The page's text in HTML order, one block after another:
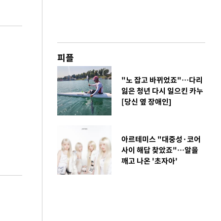
피플
"노 잡고 바뀌었죠"…다리
잃은 청년 다시 일으킨 카누
[당신 옆 장애인]
아르테미스 "대중성·코어
사이 해답 찾았죠"…알을
깨고 나온 '초자아'